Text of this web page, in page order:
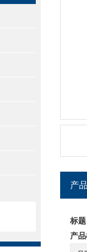
产
标
产